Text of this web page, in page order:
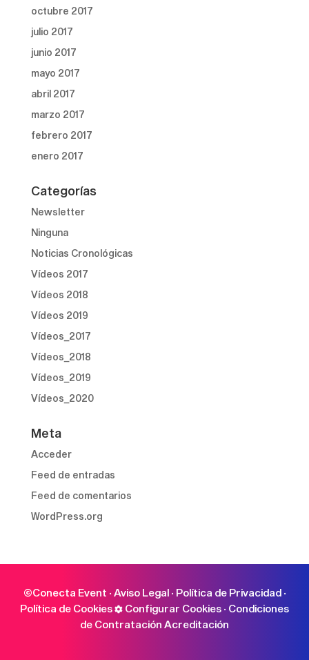
octubre 2017
julio 2017
junio 2017
mayo 2017
abril 2017
marzo 2017
febrero 2017
enero 2017
Categorías
Newsletter
Ninguna
Noticias Cronológicas
Vídeos 2017
Vídeos 2018
Vídeos 2019
Vídeos_2017
Vídeos_2018
Vídeos_2019
Vídeos_2020
Meta
Acceder
Feed de entradas
Feed de comentarios
WordPress.org
©Conecta Event · Aviso Legal· Política de Privacidad·
Política de Cookies
Configurar Cookies · Condiciones
de Contratación Acreditación